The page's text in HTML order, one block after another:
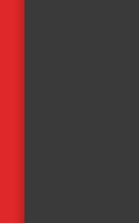
الخاصة
بحضور عدد
واستفسارات
مشيرًا أن
طوال فترة
الأكثر
وقرار